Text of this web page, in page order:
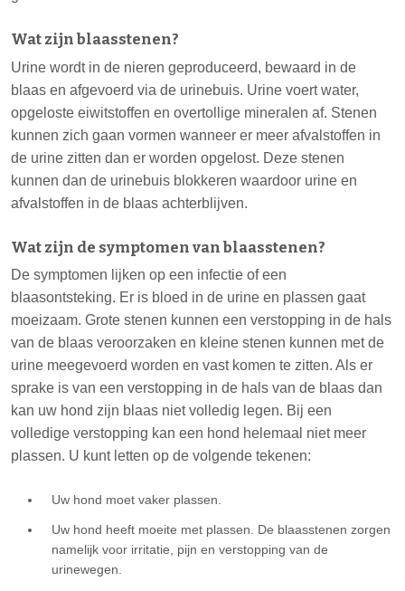
Wat zijn blaasstenen?
Urine wordt in de nieren geproduceerd, bewaard in de
blaas en afgevoerd via de urinebuis. Urine voert water,
opgeloste eiwitstoffen en overtollige mineralen af. Stenen
kunnen zich gaan vormen wanneer er meer afvalstoffen in
de urine zitten dan er worden opgelost. Deze stenen
kunnen dan de urinebuis blokkeren waardoor urine en
afvalstoffen in de blaas achterblijven.
Wat zijn de symptomen van blaasstenen?
De symptomen lijken op een infectie of een
blaasontsteking. Er is bloed in de urine en plassen gaat
moeizaam. Grote stenen kunnen een verstopping in de hals
van de blaas veroorzaken en kleine stenen kunnen met de
urine meegevoerd worden en vast komen te zitten. Als er
sprake is van een verstopping in de hals van de blaas dan
kan uw hond zijn blaas niet volledig legen. Bij een
volledige verstopping kan een hond helemaal niet meer
plassen. U kunt letten op de volgende tekenen:
Uw hond moet vaker plassen.
Uw hond heeft moeite met plassen. De blaasstenen zorgen
namelijk voor irritatie, pijn en verstopping van de
urinewegen.